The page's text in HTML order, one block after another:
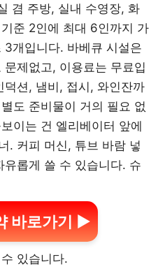
겸 주방, 실내 수영장, 화
준 2인에 최대 6인까지 가
개입니다. 바베큐 시설은
제없고, 이용료는 무료입
션, 냄비, 접시, 와인잔까
도 준비물이 거의 필요 없
이는 건 엘리베이터 앞에
. 커피 머신, 튜브 바람 넣
롭게 쓸 수 있습니다. 슈
바로가기 ▶
있습니다.